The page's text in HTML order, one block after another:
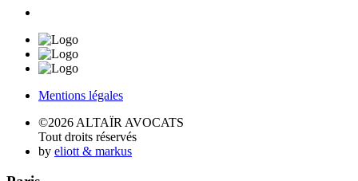
Mentions légales
©2026 ALTAÏR AVOCATS
Tout droits réservés
by eliott & markus